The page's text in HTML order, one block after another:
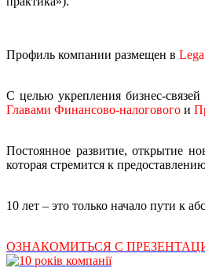
Профиль компании размещен в
С целью укрепления бизнес-
Главами Финансово-налогового и
Постоянное развитие, открытие
которая стремится к
10 лет – это только начало пути к
ОЗНАКОМИТЬСЯ С